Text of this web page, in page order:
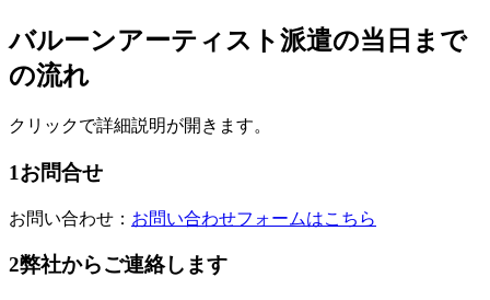
バルーンアーティスト派遣の当日まで
の流れ
クリックで詳細説明が開きます。
1お問合せ
お問い合わせ： お問い合わせフォームはこちら
2弊社からご連絡します